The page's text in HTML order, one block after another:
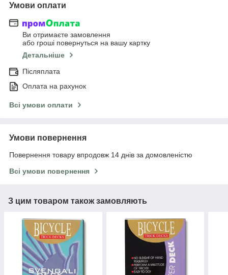
Умови оплати
Ви отримаєте замовлення
або гроші повернуться на вашу картку
Детальніше
Післяплата
Оплата на рахунок
Всі умови оплати
Умови повернення
Повернення товару впродовж 14 днів за домовленістю
Всі умови повернення
З цим товаром також замовляють